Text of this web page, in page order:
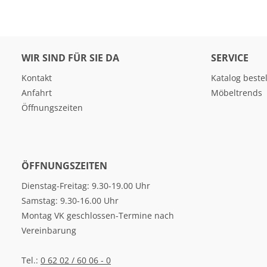
WIR SIND FÜR SIE DA
Kontakt
Anfahrt
Öffnungszeiten
SERVICE
Katalog
Möbeltrends
ÖFFNUNGSZEITEN
Dienstag-Freitag: 9.30-19.00 Uhr
Samstag: 9.30-16.00 Uhr
Montag VK geschlossen-Termine nach
Vereinbarung
Tel.: 0 62 02 / 60 06 - 0